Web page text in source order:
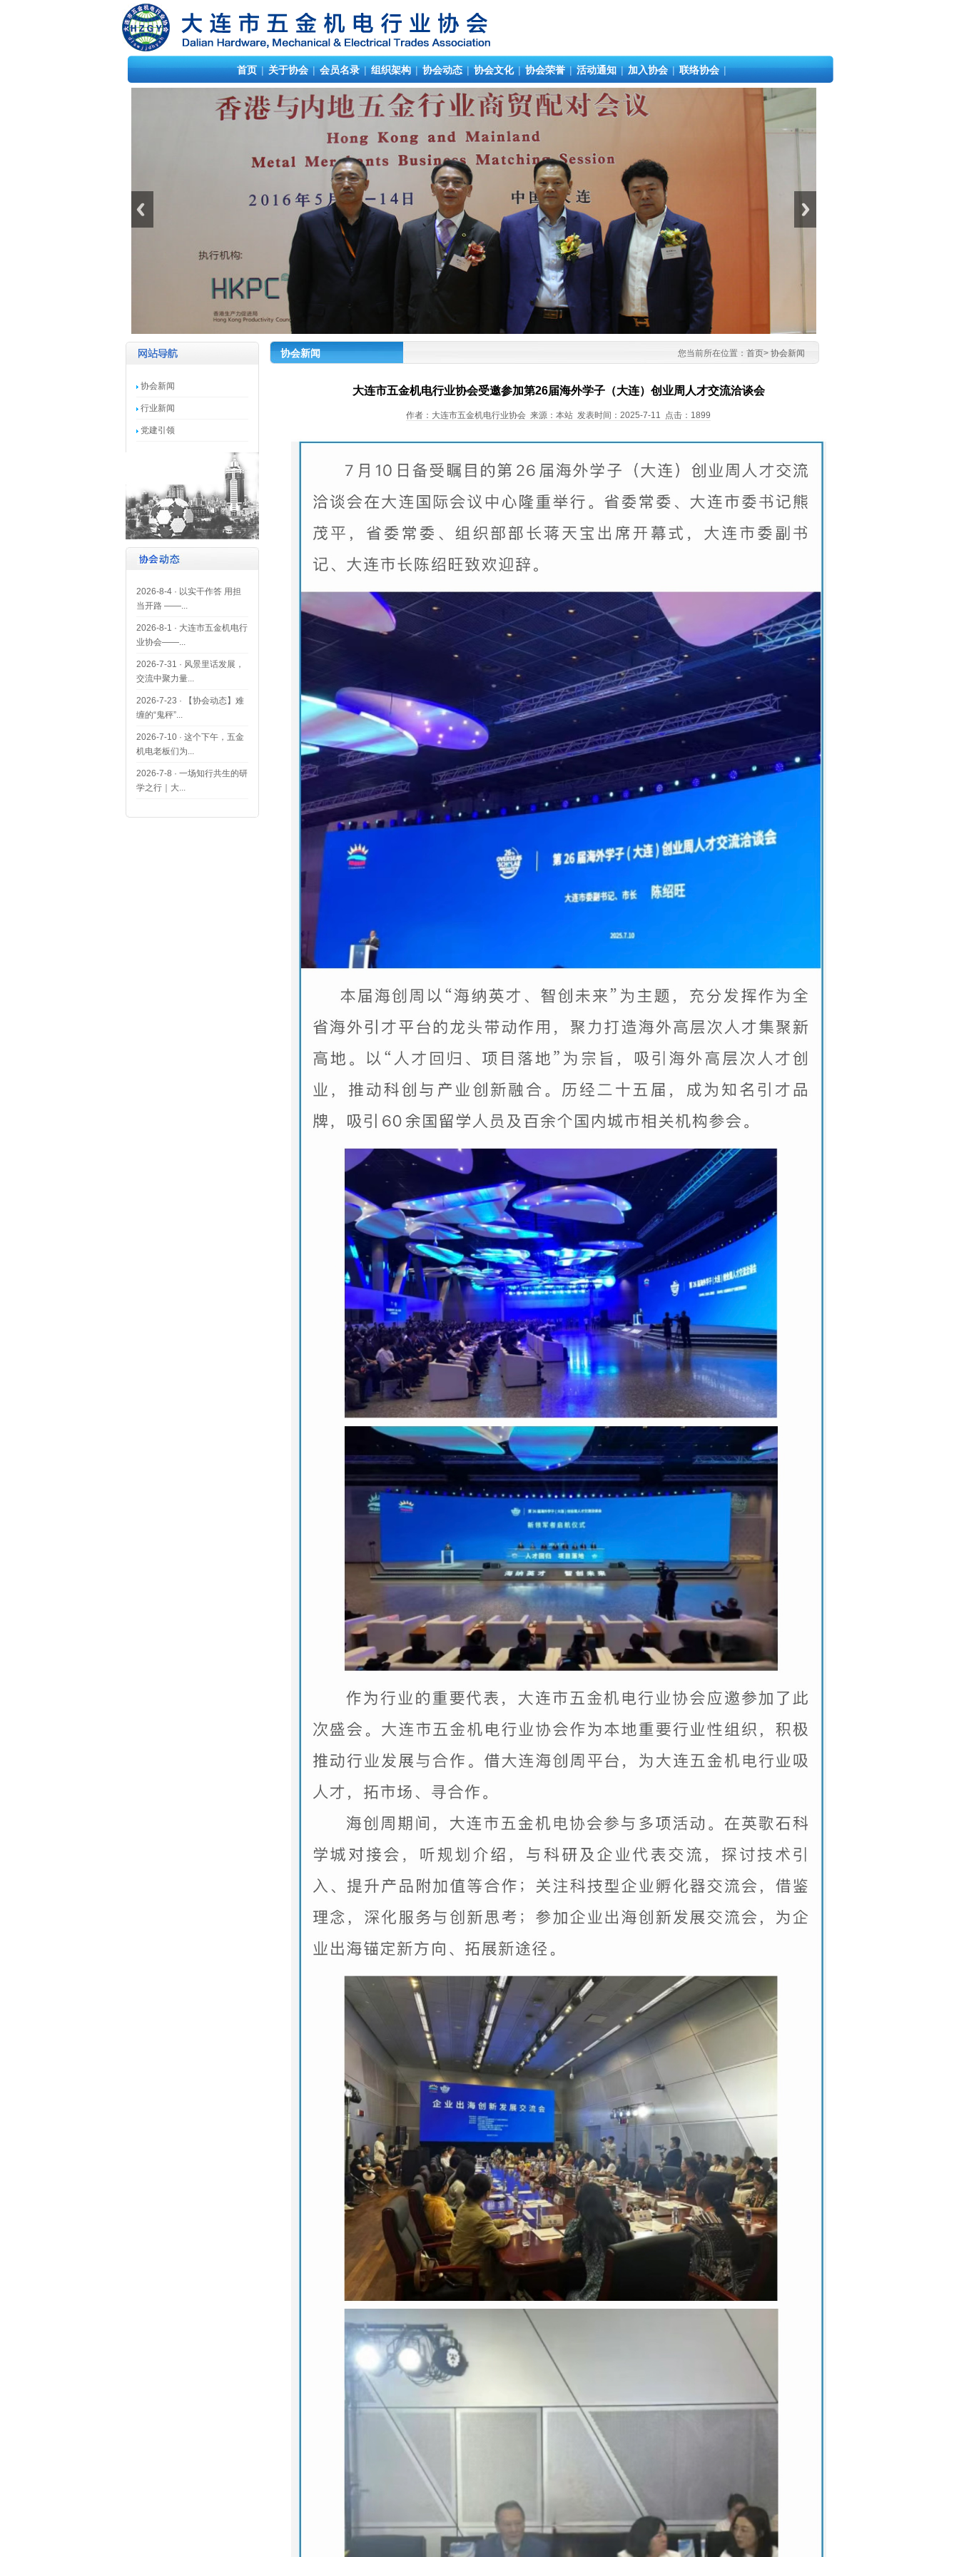
首页 | 关于协会 | 会员名录 | 组织架构 | 协会动态 | 协会文化 | 协会荣誉 | 活动通知 | 加入协会 | 联络协会 |
协会新闻
行业新闻
党建引领
2026-8-4 · 以实干作答 用担
当开路 ——...
2026-8-1 · 大连市五金机电行
业协会——...
2026-7-31 · 风景里话发展，
交流中聚力量...
2026-7-23 ·
【协会动态】难
缠的“鬼秤”...
2026-7-10 · 这个下午，五金
机电老板们为...
2026-7-8 · 一场知行共生的研
学之行｜大...
您当前所在位置： 首页> 协会新闻
协会新闻
大连市五金机电行业协会受邀参加第26届海外学子（大连）创业周人才交流洽谈会
作者：大连市五金机电行业协会 来源：本站 发表时间：2025-7-11 点击：1899